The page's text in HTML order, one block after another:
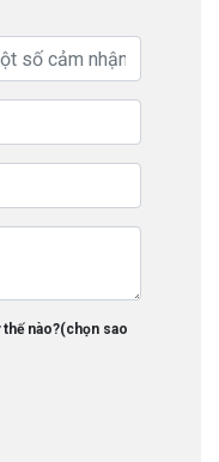
thế nào?(chọn sao